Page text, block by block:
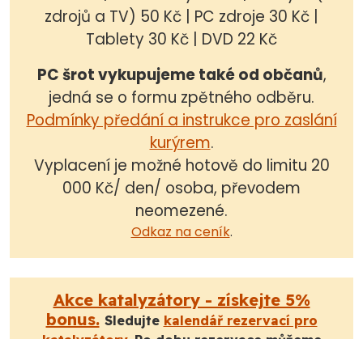
zdrojů a TV) 50 Kč | PC zdroje 30 Kč |
Tablety 30 Kč | DVD 22 Kč
PC šrot vykupujeme také od občanů,
jedná se o formu zpětného odběru.
Podmínky předání a instrukce pro zaslání
kurýrem.
Vyplacení je možné hotově do limitu 20
000 Kč/ den/ osoba, převodem
neomezené.
Odkaz na ceník.
Akce katalyzátory - získejte 5%
bonus. Sledujte kalendář rezervací pro